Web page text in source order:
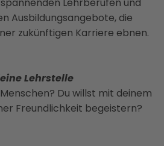
Ausbildungsangebote, die
zukünftigen Karriere ebnen.
Lehrstelle
Du willst mit deinem
Freundlichkeit begeistern?